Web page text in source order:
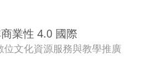
業性 4.0 國際
文化資源服務與教學推廣